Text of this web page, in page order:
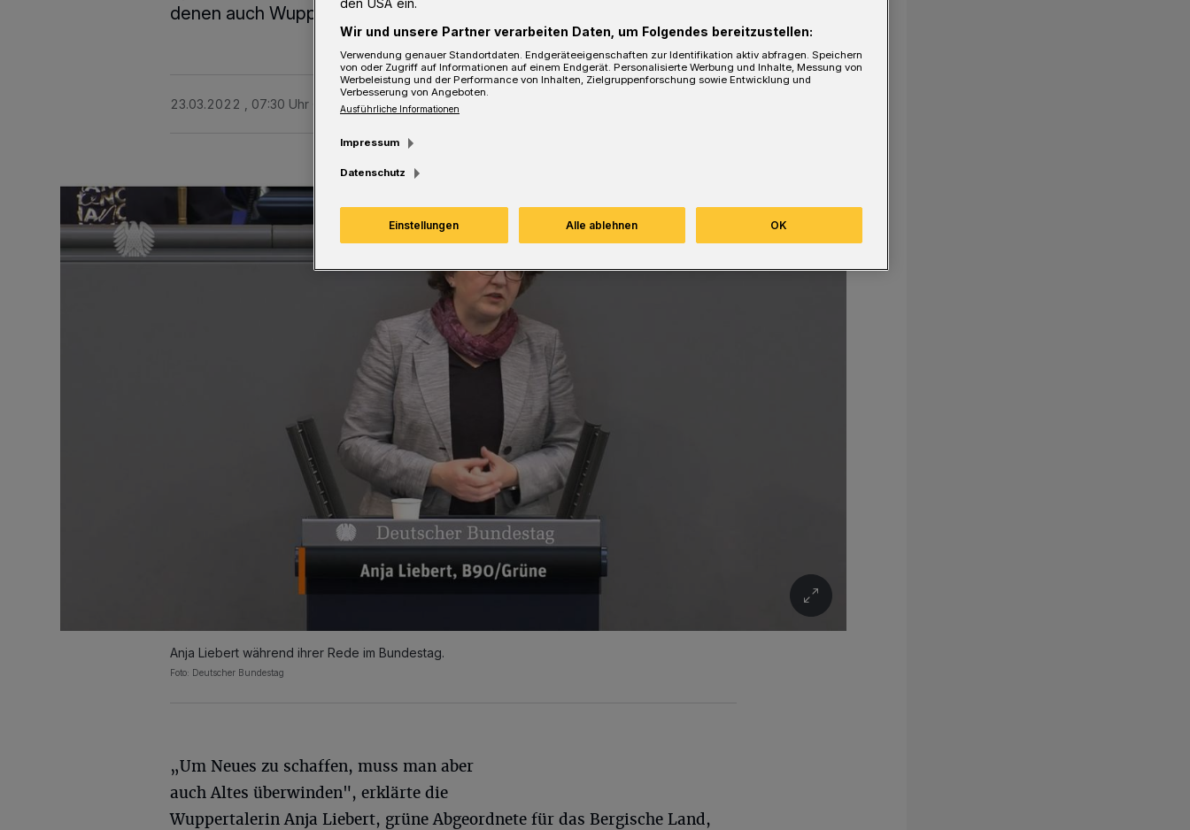
denen auch Wuppertal, Remscheid und Solingen profitieren könnten.
23.03.2022 , 07:30 Uhr 2 Minuten Lesezeit
Anja Liebert während ihrer Rede im Bundestag.
Foto: Deutscher Bundestag
„Um Neues zu schaffen, muss man aber
auch Altes überwinden", erklärte die
Wuppertalerin Anja Liebert, grüne Abgeordnete für das Bergische Land,
den USA ein.
Wir und unsere Partner verarbeiten Daten, um Folgendes bereitzustellen:
Verwendung genauer Standortdaten. Endgeräteeigenschaften zur Identifikation aktiv abfragen. Speichern
von oder Zugriff auf Informationen auf einem Endgerät. Personalisierte Werbung und Inhalte, Messung von
Werbeleistung und der Performance von Inhalten, Zielgruppenforschung sowie Entwicklung und
Verbesserung von Angeboten.
Ausführliche Informationen
Impressum
Datenschutz
Einstellungen Alle ablehnen OK